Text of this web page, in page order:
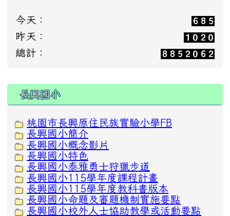
今天：
昨天：
總計：
:::
長興國小
桃園市長興原住民族實驗小學FB
長興國小簡介
長興國小概念影片
長興國小特色
長興國小泰雅勇士狩獵步道
長興國小115學年度課程計畫
長興國小115學年度教科書版本
長興國小命題及審題機制實施要點
長興國小校外人士協助教學或活動要點